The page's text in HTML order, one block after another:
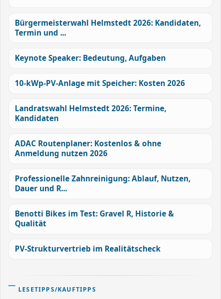
Bürgermeisterwahl Helmstedt 2026: Kandidaten,
Termin und ...
Keynote Speaker: Bedeutung, Aufgaben
10-kWp-PV-Anlage mit Speicher: Kosten 2026
Landratswahl Helmstedt 2026: Termine,
Kandidaten
ADAC Routenplaner: Kostenlos & ohne
Anmeldung nutzen 2026
Professionelle Zahnreinigung: Ablauf, Nutzen,
Dauer und R...
Benotti Bikes im Test: Gravel R, Historie &
Qualität
PV-Strukturvertrieb im Realitätscheck
LESETIPPS/KAUFTIPPS